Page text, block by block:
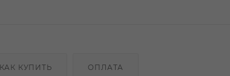
КАК КУПИТЬ ОПЛАТА